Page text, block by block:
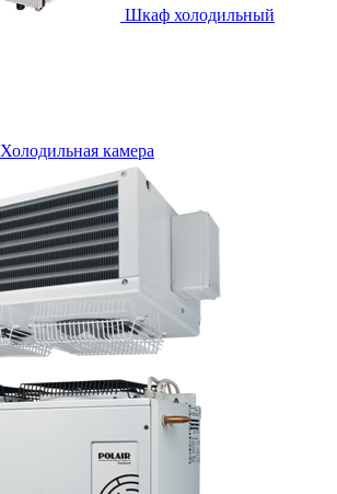
Шкаф холодильный
Холодильная камера